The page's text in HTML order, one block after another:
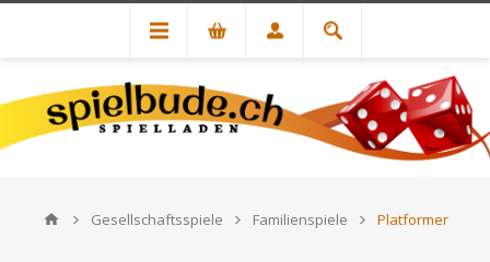
Gesellschaftsspiele Familienspiele Platformer